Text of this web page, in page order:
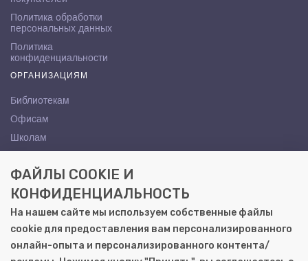
Политика обработки
персональных данных
Политика
конфиденциальности
ОРГАНИЗАЦИЯМ
Библиотекам
Офисам
Школам
КОНТАКТЫ
Саратов, ул. Осипова, 10А
+7 (8452) 72-65-65
gemera@moya-kniga.ru
ФАЙЛЫ COOKIE И
КОНФИДЕНЦИАЛЬНОСТЬ
На нашем сайте мы используем собственные файлы
cookie для предоставления вам персонализированного
онлайн-опыта и персонализированного контента/